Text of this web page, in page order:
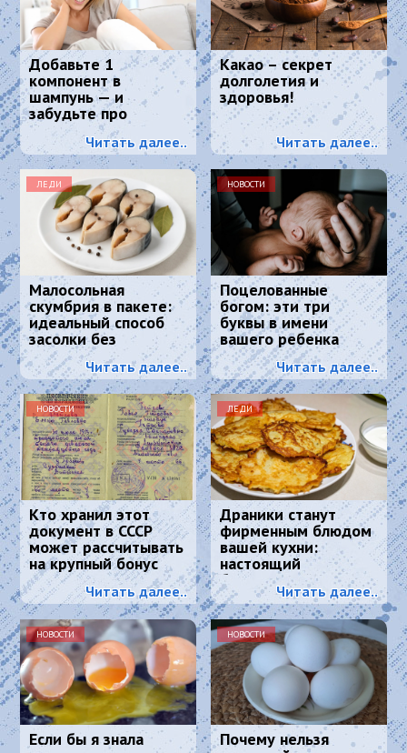
Добавьте 1
компонент в
шампунь — и
забудьте про
седину: к колористу
идти больше не
нужно
Читать далее..
Какао – секрет
долголетия и
здоровья!
Читать далее..
ЛЕДИ
Малосольная
скумбрия в пакете:
идеальный способ
засолки без
маринада — вкуснее,
чем в магазине
Читать далее..
НОВОСТИ
Поцелованные
богом: эти три
буквы в имени
вашего ребенка
сделают его
счастливымЧитать далее..
НОВОСТИ
Кто хранил этот
документ в СССР
может рассчитывать
на крупный бонус
Читать далее..
ЛЕДИ
Драники станут
фирменным блюдом
вашей кухни:
настоящий
белорусский рецепт
Читать далее..
НОВОСТИ
Если бы я знала
НОВОСТИ
Почему нельзя